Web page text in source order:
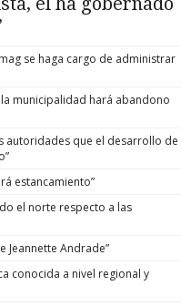
se haga cargo de administrar
municipalidad hará abandono
autoridades que el desarrollo de
estancamiento”
el norte respecto a las
Jeannette Andrade”
conocida a nivel regional y